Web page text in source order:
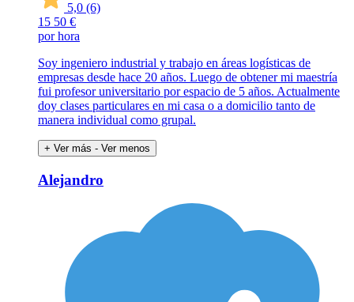
5,0 (6)
15 50 €
por hora
Soy ingeniero industrial y trabajo en áreas logísticas de
empresas desde hace 20 años. Luego de obtener mi maestría
fui profesor universitario por espacio de 5 años. Actualmente
doy clases particulares en mi casa o a domicilio tanto de
manera individual como grupal.
+ Ver más - Ver menos
Alejandro